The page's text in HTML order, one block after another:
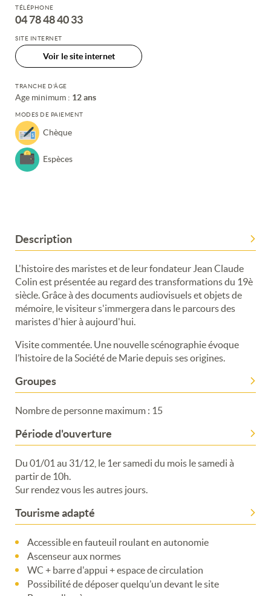
Description
L'histoire des maristes et de leur fondateur Jean Claude
Colin est présentée au regard des transformations du 19è
siècle. Grâce à des documents audiovisuels et objets de
mémoire, le visiteur s'immergera dans le parcours des
maristes d'hier à aujourd'hui.
Visite commentée. Une nouvelle scénographie évoque
l’histoire de la Société de Marie depuis ses origines.
Groupes
Nombre de personne maximum : 15
Période d'ouverture
Du 01/01 au 31/12, le 1er samedi du mois le samedi à
partir de 10h.
Sur rendez vous les autres jours.
Tourisme adapté
Accessible en fauteuil roulant en autonomie
Ascenseur aux normes
WC + barre d'appui + espace de circulation
Possibilité de déposer quelqu’un devant le site
TÉLÉPHONE
04 78 48 40 33
SITE INTERNET
Voir le site internet
TRANCHE D'ÂGE
Age minimum : 12 ans
MODES DE PAIEMENT
Chèque
Espèces
Merci de patienter...